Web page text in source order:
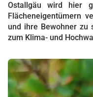
Ostallgäu wird hier
Flächeneigentümern
und ihre Bewohner zu
zum Klima- und